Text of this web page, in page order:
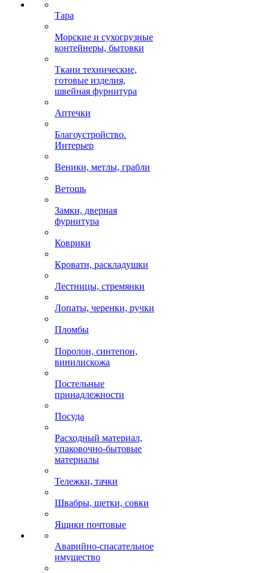
Тара
Морские и сухогрузные
контейнеры, бытовки
Ткани технические,
готовые изделия,
швейная фурнитура
Аптечки
Благоустройство.
Интерьер
Веники, метлы, грабли
Ветошь
Замки, дверная
фурнитура
Коврики
Кровати, раскладушки
Лестницы, стремянки
Лопаты, черенки, ручки
Пломбы
Поролон, синтепон,
винилискожа
Постельные
принадлежности
Посуда
Расходный материал,
упаковочно-бытовые
материалы
Тележки, тачки
Швабры, щетки, совки
Ящики почтовые
Аварийно-спасательное
имущество